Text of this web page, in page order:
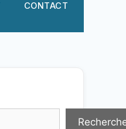
CONTACT